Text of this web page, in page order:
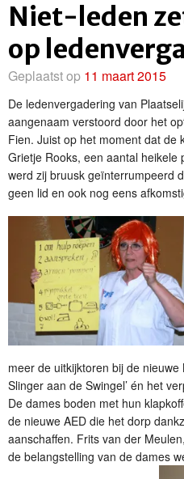
Niet-leden
op
Geplaatst op 11 maart 2015
De ledenvergadering van
aangenaam verstoord door het
Fien. Juist op het moment dat de
Grietje Rooks, een aantal
werd zij bruusk geïnterrumpeerd
geen lid en ook nog eens
meer de uitkijktoren bij de
Slinger aan de Swingel’ én het
De dames boden met hun
de nieuwe AED die het dorp
aanschaffen. Frits van der
de belangstelling van de dames